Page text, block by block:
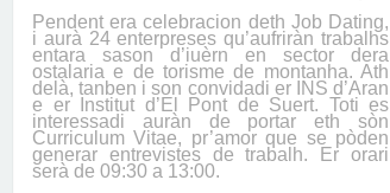
Pendent era celebracion deth Job Dating,
i aurà 24 enterpreses qu’aufriràn trabalhs
entara sason d’iuèrn en sector dera
ostalaria e de torisme de montanha. Ath
delà, tanben i son convidadi er INS d’Aran
e er Institut d’El Pont de Suert. Toti es
interessadi auràn de portar eth sòn
Curriculum Vitae, pr’amor que se pòden
generar entrevistes de trabalh. Er orari
serà de 09:30 a 13:00.